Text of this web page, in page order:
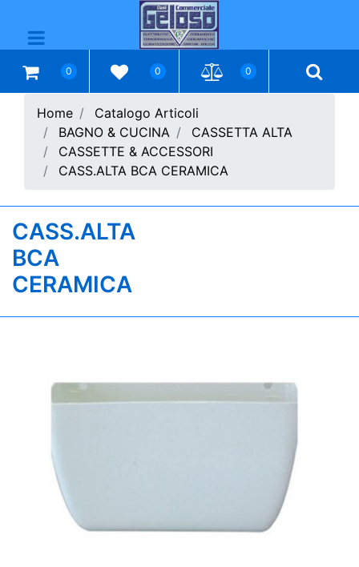
Open menu
0 0 0
Home
Catalogo Articoli
BAGNO & CUCINA
CASSETTA ALTA
CASSETTE & ACCESSORI
CASS.ALTA BCA CERAMICA
CASS.ALTA
BCA
CERAMICA